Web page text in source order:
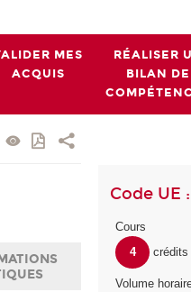
MES
ACQUIS
RÉALISER
BILAN DE
Code UE
Cours
4
crédits
Volume